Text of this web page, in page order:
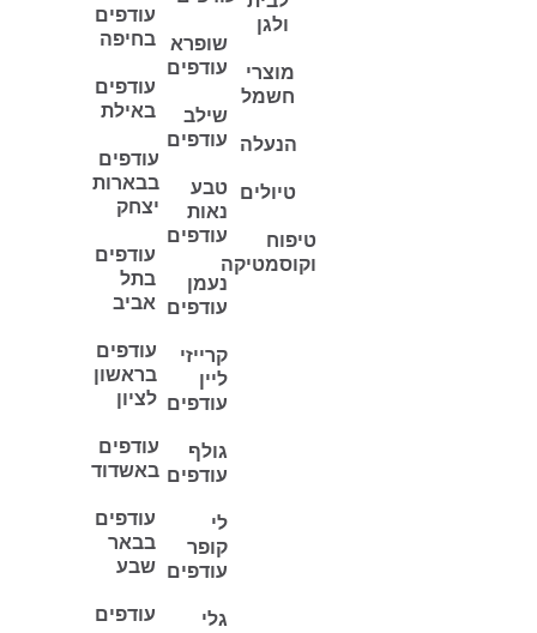
ולגן
מוצרי
חשמל
הנעלה
טיולים
טיפוח
וקוסמטיקה
שופרא
עודפים
שילב
עודפים
טבע
נאות
עודפים
נעמן
עודפים
קרייזי
ליין
עודפים
גולף
עודפים
לי
קופר
עודפים
גלי
עודפים
בחיפה
עודפים
באילת
עודפים
בבארות
יצחק
עודפים
בתל
אביב
עודפים
בראשון
לציון
עודפים
באשדוד
עודפים
בבאר
שבע
עודפים